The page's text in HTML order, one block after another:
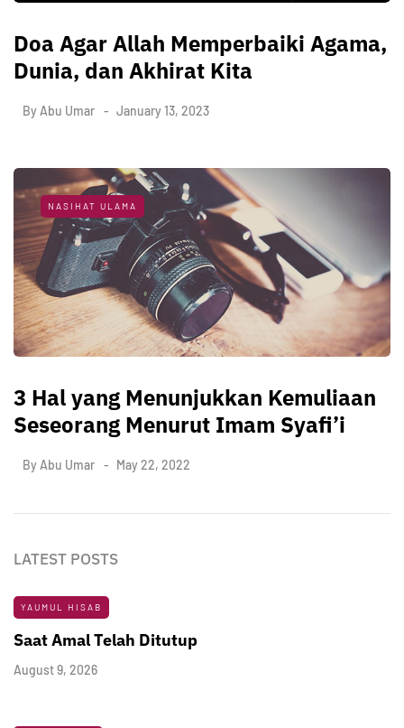
Doa Agar Allah Memperbaiki Agama,
Dunia, dan Akhirat Kita
By Abu Umar January 13, 2023
NASIHAT ULAMA
3 Hal yang Menunjukkan Kemuliaan
Seseorang Menurut Imam Syafi’i
By Abu Umar May 22, 2022
LATEST POSTS
YAUMUL HISAB
Saat Amal Telah Ditutup
August 9, 2026